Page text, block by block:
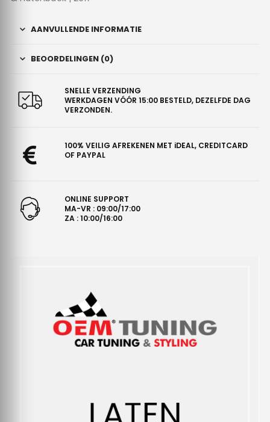
AANVULLENDE INFORMATIE
BEOORDELINGEN (0)
SNELLE VERZENDING
WERKDAGEN VÓÓR 15:00 BESTELD, DEZELFDE DAG
VERZONDEN.
100% VEILIG AFREKENEN MET iDEAL, CREDITCARD
OF PAYPAL
ONLINE SUPPORT
MA-VR : 09:00/17:00
ZA : 10:00/16:00